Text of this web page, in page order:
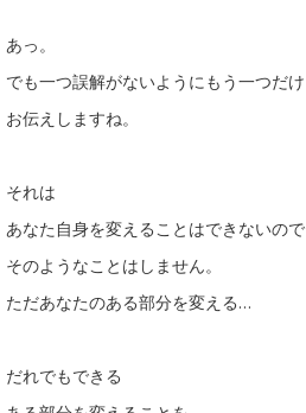
あっ。
でも一つ誤解がないようにもう一つだけ
お伝えしますね。
それは
あなた自身を変えることはできないので
そのようなことはしません。
ただあなたのある部分を変える…
だれでもできる